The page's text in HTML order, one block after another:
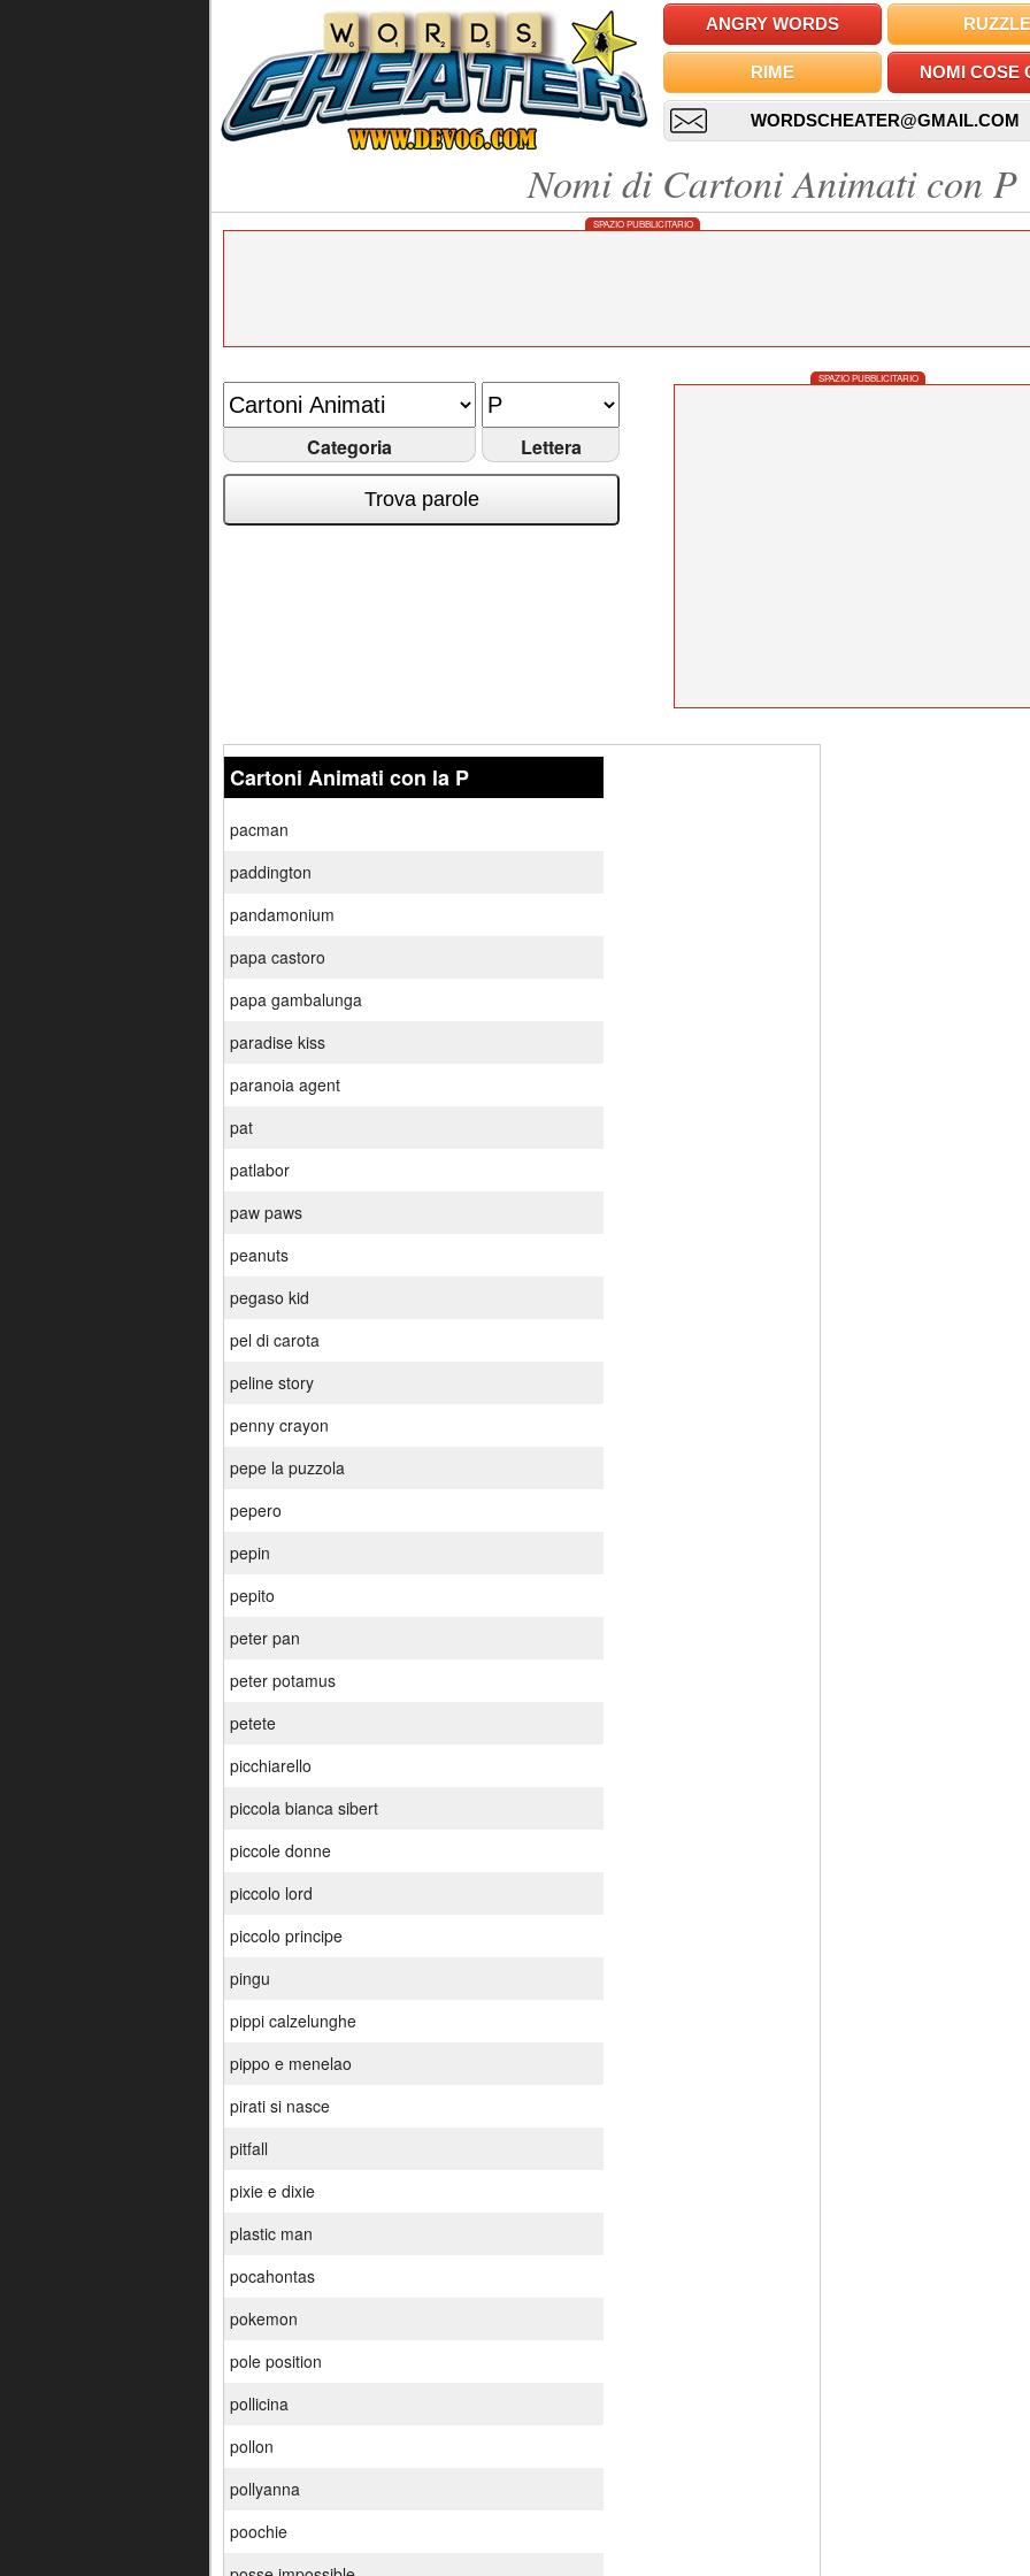
ANGRY WORDS RUZZLE
RIME NOMI COSE
WORDSCHEATER@GMAIL.COM
Nomi di Cartoni Animati con P
SPAZIO PUBBLICITARIO
Categoria Lettera
Trova parole
SPAZIO PUBBLICITARIO
Cartoni Animati con la P
pacman
paddington
pandamonium
papa castoro
papa gambalunga
paradise kiss
paranoia agent
pat
patlabor
paw paws
peanuts
pegaso kid
pel di carota
peline story
penny crayon
pepe la puzzola
pepero
pepin
pepito
peter pan
peter potamus
petete
picchiarello
piccola bianca sibert
piccole donne
piccolo lord
piccolo principe
pingu
pippi calzelunghe
pippo e menelao
pirati si nasce
pitfall
pixie e dixie
plastic man
pocahontas
pokemon
pole position
pollicina
pollon
pollyanna
poochie